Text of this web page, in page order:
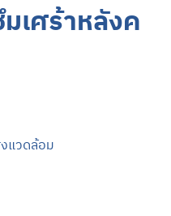
เศร้าหลังค
แวดล้อม